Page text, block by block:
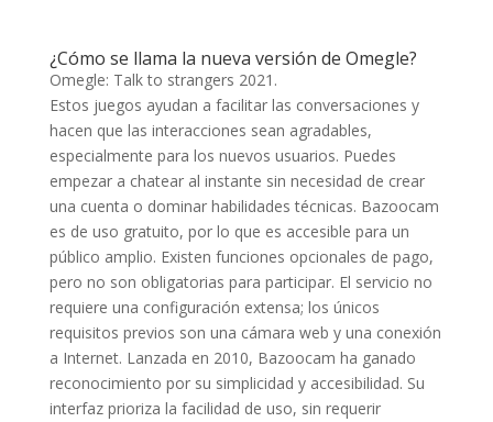
¿Cómo se llama la nueva versión de Omegle?
Omegle: Talk to strangers 2021.
Estos juegos ayudan a facilitar las conversaciones y
hacen que las interacciones sean agradables,
especialmente para los nuevos usuarios. Puedes
empezar a chatear al instante sin necesidad de crear
una cuenta o dominar habilidades técnicas. Bazoocam
es de uso gratuito, por lo que es accesible para un
público amplio. Existen funciones opcionales de pago,
pero no son obligatorias para participar. El servicio no
requiere una configuración extensa; los únicos
requisitos previos son una cámara web y una conexión
a Internet. Lanzada en 2010, Bazoocam ha ganado
reconocimiento por su simplicidad y accesibilidad. Su
interfaz prioriza la facilidad de uso, sin requerir